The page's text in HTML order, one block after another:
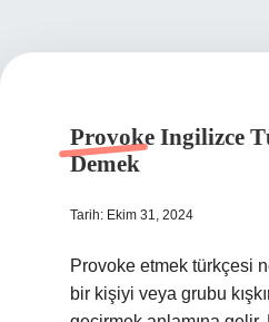
Provoke Ingilizce
Demek
Tarih: Ekim 31, 2024
Provoke etmek türkçesi
bir kişiyi veya grubu